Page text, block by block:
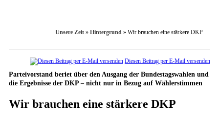
Unsere Zeit » Hintergrund » Wir brauchen eine stärkere DKP
Diesen Beitrag per E-Mail versenden
Parteivorstand beriet über den Ausgang der Bundestagswahlen und
die Ergebnisse der DKP – nicht nur in Bezug auf Wählerstimmen
Wir brauchen eine stärkere DKP